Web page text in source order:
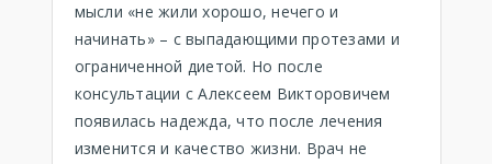
мысли «не жили хорошо, нечего и
начинать» – с выпадающими протезами и
ограниченной диетой. Но после
консультации с Алексеем Викторовичем
появилась надежда, что после лечения
изменится и качество жизни. Врач не